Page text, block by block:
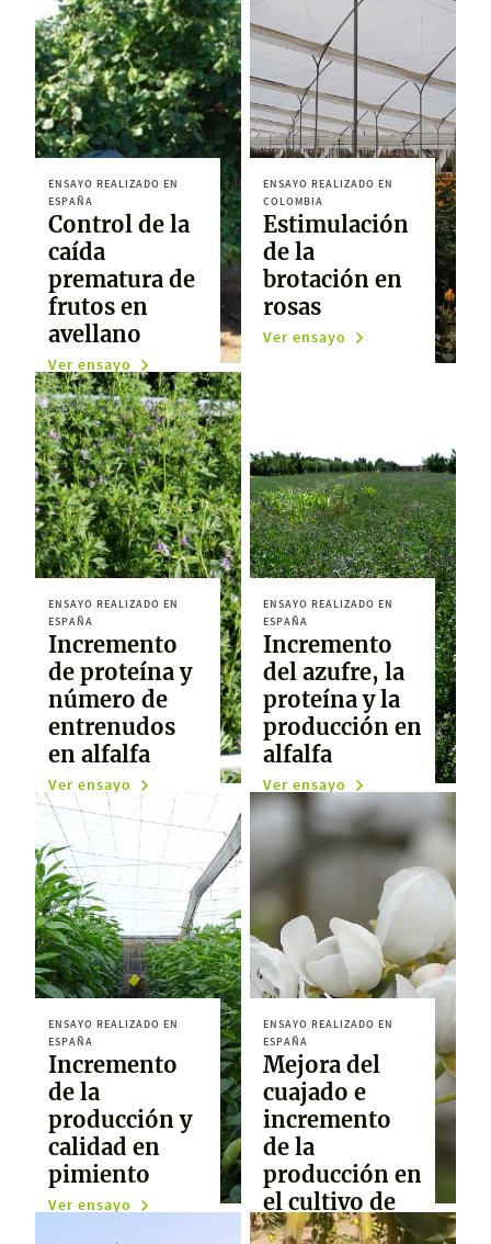
ENSAYO REALIZADO EN
ESPAÑA
Control de la
caída
prematura de
frutos en
avellano
Ver ensayo
ENSAYO REALIZADO EN
COLOMBIA
Estimulación
de la
brotación en
rosas
Ver ensayo
ENSAYO REALIZADO EN
ESPAÑA
Incremento
de proteína y
número de
entrenudos
en alfalfa
Ver ensayo
ENSAYO REALIZADO EN
ESPAÑA
Incremento
del azufre, la
proteína y la
producción en
alfalfa
Ver ensayo
ENSAYO REALIZADO EN
ESPAÑA
Incremento
de la
producción y
calidad en
pimiento
Ver ensayo
ENSAYO REALIZADO EN
ESPAÑA
Mejora del
cuajado e
incremento
de la
producción en
el cultivo de
pera